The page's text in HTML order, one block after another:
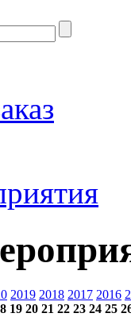
2019 2018 2017 2016
19 20 21 22 23 24 25